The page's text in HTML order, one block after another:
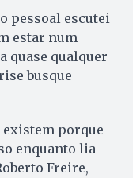
pessoal escutei
estar num
quase qualquer
busque
existem porque
enquanto lia
Freire,